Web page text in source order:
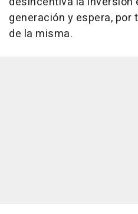
generación y espera,
de la misma.